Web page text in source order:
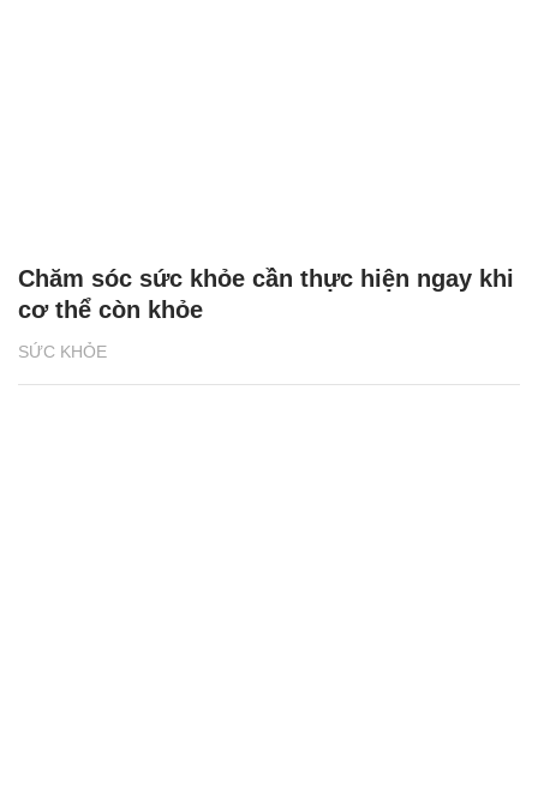
SỨC KHỎE
Chăm sóc sức khỏe cần thực hiện ngay khi
cơ thể còn khỏe